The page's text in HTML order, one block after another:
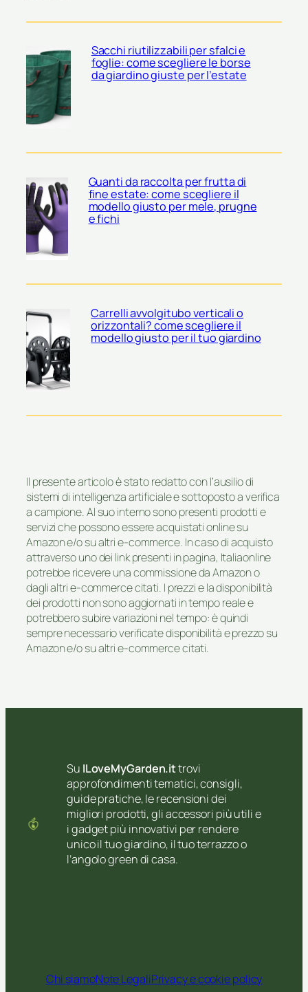
Sacchi riutilizzabili per sfalci e
foglie: come scegliere le borse
da giardino giuste per l’estate
Guanti da raccolta per frutta di
fine estate: come scegliere il
modello giusto per mele, prugne
e fichi
Carrelli avvolgitubo verticali o
orizzontali? come scegliere il
modello giusto per il tuo giardino
Il presente articolo è stato redatto con l’ausilio di
sistemi di intelligenza artificiale e sottoposto a verifica
a campione. Al suo interno sono presenti prodotti e
servizi che possono essere acquistati online su
Amazon e/o su altri e-commerce. In caso di acquisto
attraverso uno dei link presenti in pagina, Italiaonline
potrebbe ricevere una commissione da Amazon o
dagli altri e-commerce citati. I prezzi e la disponibilità
dei prodotti non sono aggiornati in tempo reale e
potrebbero subire variazioni nel tempo: è quindi
sempre necessario verificate disponibilità e prezzo su
Amazon e/o su altri e-commerce citati.
Su ILoveMyGarden.ittrovi
approfondimenti tematici, consigli,
guide pratiche, le recensioni dei
migliori prodotti, gli accessori più utili e
i gadget più innovativi per rendere
unico il tuo giardino, il tuo terrazzo o
l’angolo green di casa.
Chi siamoNote LegaliPrivacy e cookie policy